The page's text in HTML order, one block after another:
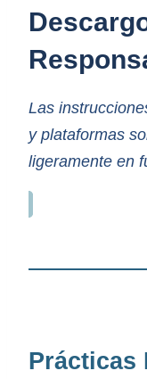
Las
y plataformas
ligeramente en
Prácticas